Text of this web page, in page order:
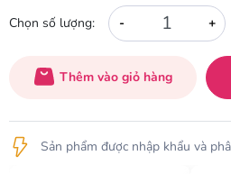
Chọn số lượng: - +
Thêm vào giỏ hàng
Sản phẩm được nhập khẩu và